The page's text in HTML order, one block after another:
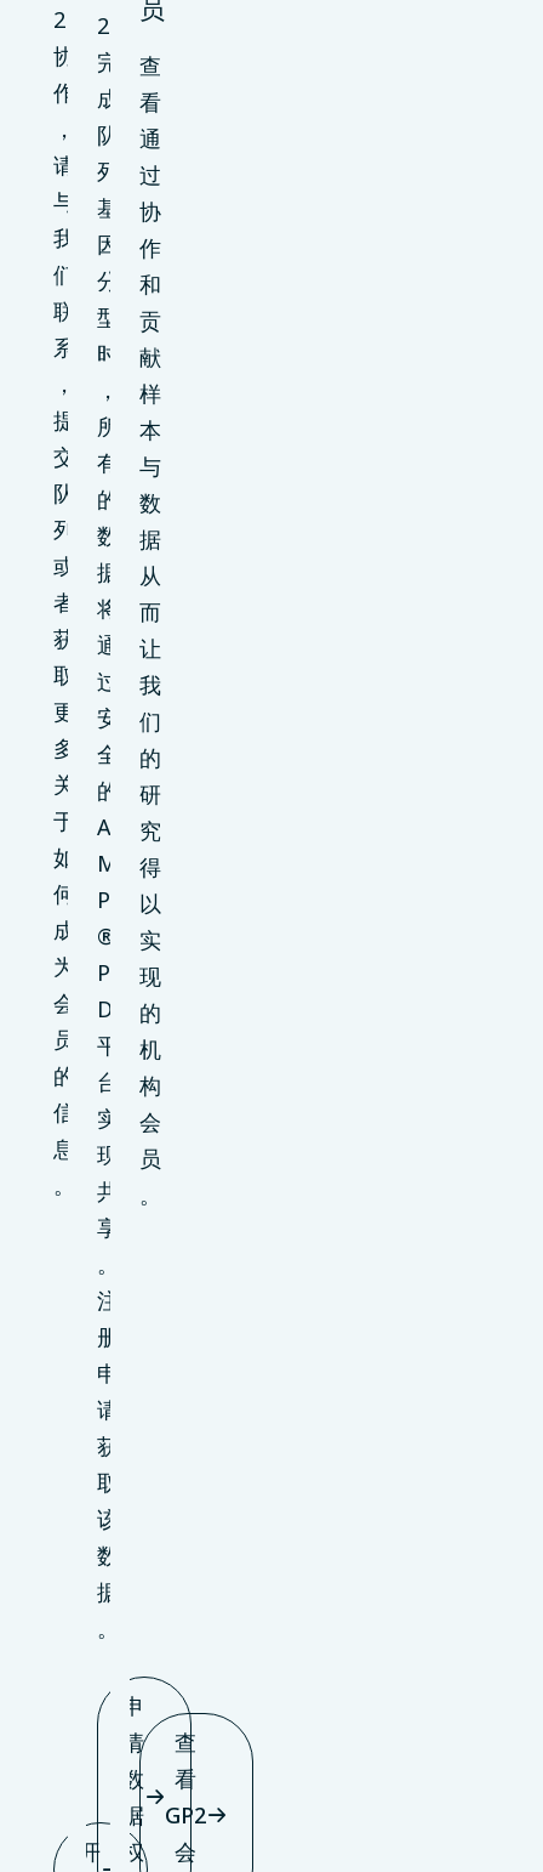
2
协
作
，
请
与
我
们
联
系
，
提
交
队
列
或
者
获
取
更
多
关
于
如
何
成
为
会
员
的
信
息
。
开
2
完
成
队
列
基
因
分
型
时
，
所
有
的
数
据
将
通
过
安
全
的
A
M
P
®
P
D
平
台
实
现
共
享
。
注
册
申
请
获
取
该
数
据
。
申
请
数
据
权
员
查
看
通
过
协
作
和
贡
献
样
本
与
数
据
从
而
让
我
们
的
研
究
得
以
实
现
的
机
构
会
员
。
查
看
GP2
会